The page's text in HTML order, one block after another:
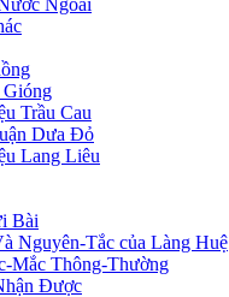
Ngoài
Gióng
Trầu Cau
Dưa Đỏ
Lang Liêu
Bài
Nguyên-Tắc của Làng Huệ
Mắc Thông-Thường
Được